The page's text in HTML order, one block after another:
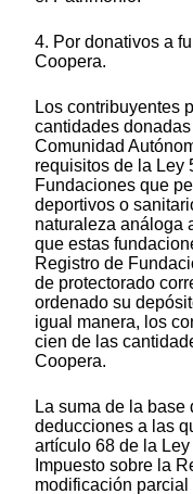
4. Por donativos a
Coopera.
Los contribuyentes
cantidades
Comunidad
requisitos de la Ley
Fundaciones que
deportivos o
naturaleza análoga
que estas
Registro de
de protectorado
ordenado su
igual manera, los
cien de las
Coopera.
La suma de la
deducciones a las
artículo 68 de la
Impuesto sobre la
modificación